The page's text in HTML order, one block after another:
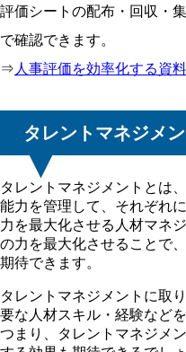
評価シートの配布・回収・
で確認できます。
⇒ 人事評価を効率化する資
タレントマネジメ
タレントマネジメントとは
能力を管理して、それぞれ
力を最大化させる人材マネ
の力を最大化させることで
期待できます。
タレントマネジメントに取
要な人材スキル・経験など
つまり、タレントマネジメ